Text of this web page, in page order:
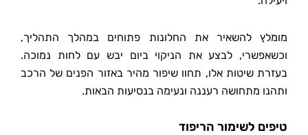
להשאיר את החלונות פתוחים במהלך התהליך,
לבצע את הניקוי ביום יבש עם לחות נמוכה.
שיטות אלו, תחוו שיפור מהיר באזור הפנים של הרכב
מתחושה רעננה ונעימה בנסיעות הבאות.
לשימור הריפוד